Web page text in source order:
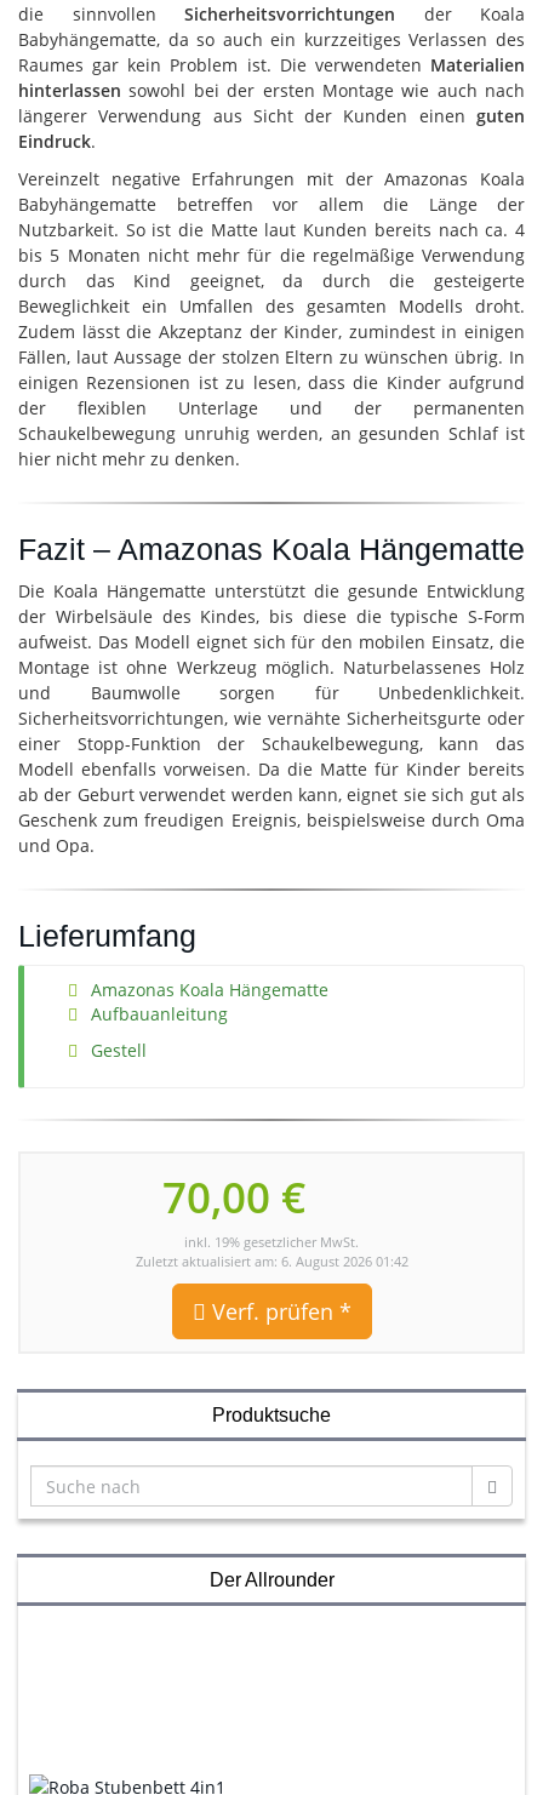
die sinnvollen Sicherheitsvorrichtungen der Koala
Babyhängematte, da so auch ein kurzzeitiges Verlassen des
Raumes gar kein Problem ist. Die verwendeten Materialien
hinterlassen sowohl bei der ersten Montage wie auch nach
längerer Verwendung aus Sicht der Kunden einen guten
Eindruck.
Vereinzelt negative Erfahrungen mit der Amazonas Koala
Babyhängematte betreffen vor allem die Länge der
Nutzbarkeit. So ist die Matte laut Kunden bereits nach ca. 4
bis 5 Monaten nicht mehr für die regelmäßige Verwendung
durch das Kind geeignet, da durch die gesteigerte
Beweglichkeit ein Umfallen des gesamten Modells droht.
Zudem lässt die Akzeptanz der Kinder, zumindest in einigen
Fällen, laut Aussage der stolzen Eltern zu wünschen übrig. In
einigen Rezensionen ist zu lesen, dass die Kinder aufgrund
der flexiblen Unterlage und der permanenten
Schaukelbewegung unruhig werden, an gesunden Schlaf ist
hier nicht mehr zu denken.
Fazit – Amazonas Koala Hängematte
Die Koala Hängematte unterstützt die gesunde Entwicklung
der Wirbelsäule des Kindes, bis diese die typische S-Form
aufweist. Das Modell eignet sich für den mobilen Einsatz, die
Montage ist ohne Werkzeug möglich. Naturbelassenes Holz
und Baumwolle sorgen für Unbedenklichkeit.
Sicherheitsvorrichtungen, wie vernähte Sicherheitsgurte oder
einer Stopp-Funktion der Schaukelbewegung, kann das
Modell ebenfalls vorweisen. Da die Matte für Kinder bereits
ab der Geburt verwendet werden kann, eignet sie sich gut als
Geschenk zum freudigen Ereignis, beispielsweise durch Oma
und Opa.
Lieferumfang
Amazonas Koala Hängematte
Aufbauanleitung
Gestell
70,00 €
inkl. 19% gesetzlicher MwSt.
Zuletzt aktualisiert am: 6. August 2026 01:42
Verf. prüfen *
Produktsuche
Der Allrounder